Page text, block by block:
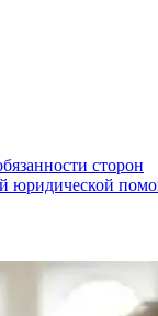
сторон
юридической